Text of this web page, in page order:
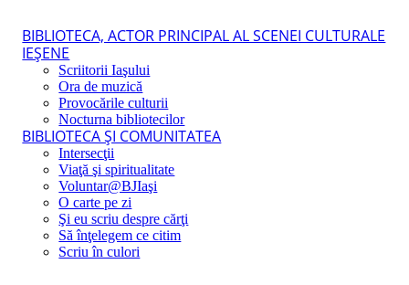
BIBLIOTECA, ACTOR PRINCIPAL AL SCENEI CULTURALE
IEŞENE
Scriitorii Iaşului
Ora de muzică
Provocările culturii
Nocturna bibliotecilor
BIBLIOTECA ŞI COMUNITATEA
Intersecţii
Viaţă şi spiritualitate
Voluntar@BJIaşi
O carte pe zi
Şi eu scriu despre cărţi
Să înţelegem ce citim
Scriu în culori